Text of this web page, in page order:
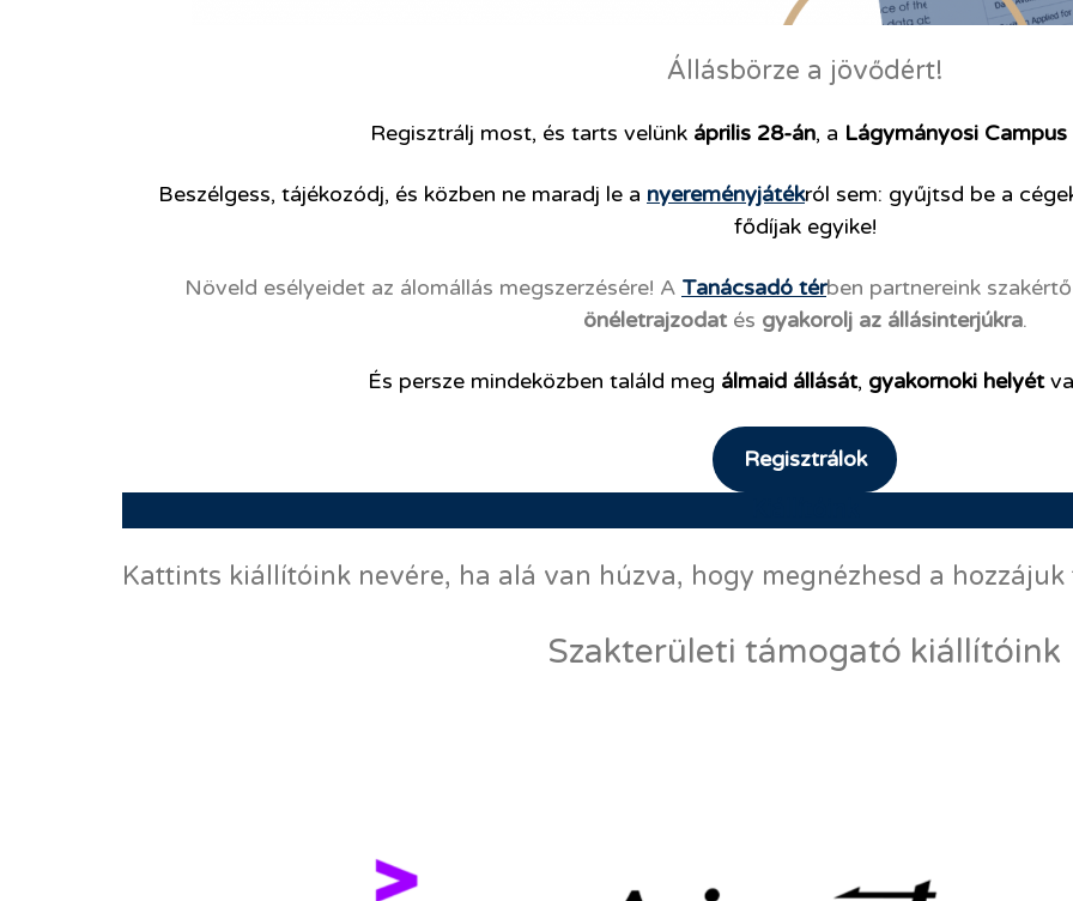
Állásbörze a jövődért!
Regisztrálj most, és tarts velünk április 28-án, a Lágymányosi Campus
Beszélgess, tájékozódj, és közben ne maradj le a nyereményjátékról sem: gyűjtsd be a
fődíjak egyike!
Növeld esélyeidet az álomállás megszerzésére! A Tanácsadó térben partnereink
önéletrajzodatés gyakorolj az állásinterjúkra.
És persze mindeközben találd meg álmaid állását, gyakornoki helyét
Regisztrálok
Kattints kiállítóink nevére, ha alá van húzva, hogy megnézhesd a
Szakterületi támogató kiállítóink